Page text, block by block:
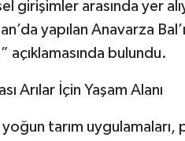
girişimler arasında yer
yapılan Anavarza
bulundu.
Arılar İçin Yaşam Alanı
tarım uygulamaları,